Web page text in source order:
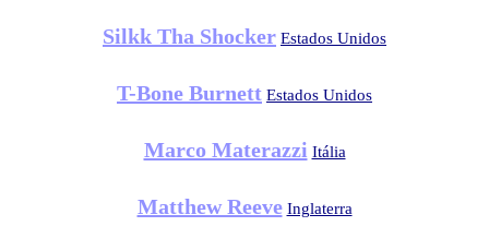
Silkk Tha Shocker Estados Unidos
T-Bone Burnett Estados Unidos
Marco Materazzi Itália
Matthew Reeve Inglaterra